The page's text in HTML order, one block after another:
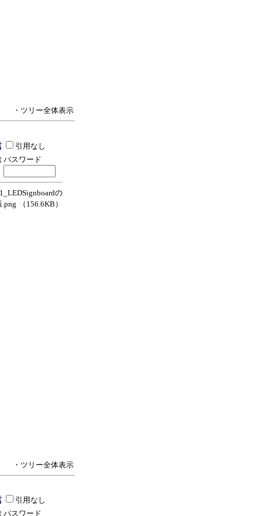
・ツリー全体表示
引用なし
パスワード
の
（156.6KB）
・ツリー全体表示
引用なし
パスワード